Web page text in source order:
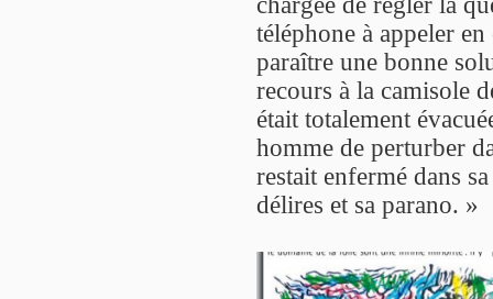
téléphone à appeler
paraître une bonne
recours à la camisole
était totalement
homme de perturber
restait enfermé dans
délires et sa parano. »